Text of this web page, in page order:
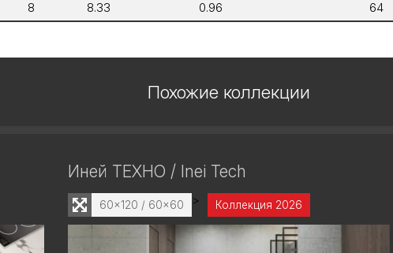
8 8.33 0.96 64
Похожие коллекции
Иней ТЕХНО / Inei Tech
>
60x120 / 60x60 Коллекция 2026